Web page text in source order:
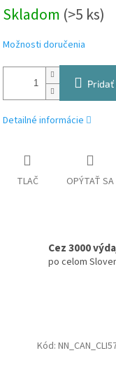
cena:
Skladom (>5 ks)
Možnosti doručenia
Pridať
Detailné informácie
TLAČ OPÝTAŤ SA
Cez 3000
po celom
Kód: